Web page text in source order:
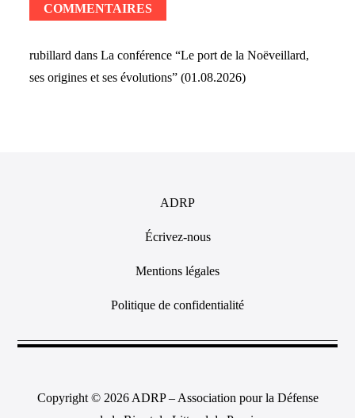
COMMENTAIRES
rubillard dansLa conférence “Le port de la Noëveillard,
ses origines et ses évolutions” (01.08.2026)
ADRP
Écrivez-nous
Mentions légales
Politique de confidentialité
Copyright © 2026 ADRP – Association pour la Défense